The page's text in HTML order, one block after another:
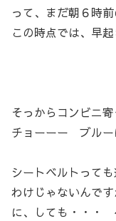
って、まだ朝６時
この時点では、早
そっからコンビニ
チョーーー ブルー
シートベルトって
わけじゃないんで
に、しても・・・